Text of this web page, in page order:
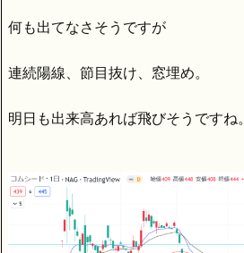
何も出てなさそうですが
連続陽線、節目抜け、窓埋め。
明日も出来高あれば飛びそうですね。